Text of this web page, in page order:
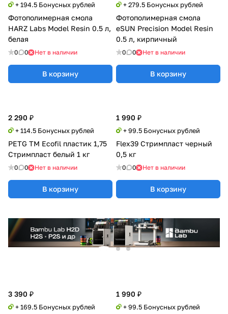
+ 279.5 Бонусных рублей
Фотополимерная смола
eSUN Precision Model Resin
0.5 л, кирпичный
0 0 Нет в наличии
В корзину
2 290 ₽
+ 114.5 Бонусных рублей
PETG TM Ecofil пластик 1,75
Стримпласт белый 1 кг
0 0 Нет в наличии
В корзину
1 990 ₽
+ 99.5 Бонусных рублей
Flex39 Стримпласт черный
0,5 кг
0 0 Нет в наличии
В корзину
3 390 ₽
+ 169.5 Бонусных рублей
1 990 ₽
+ 99.5 Бонусных рублей
+ 194.5 Бонусных рублей
Фотополимерная смола
HARZ Labs Model Resin 0.5 л,
белая
0 0 Нет в наличии
В корзину